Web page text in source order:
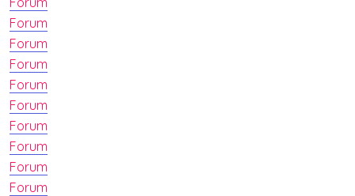
Forum
Forum
Forum
Forum
Forum
Forum
Forum
Forum
Forum